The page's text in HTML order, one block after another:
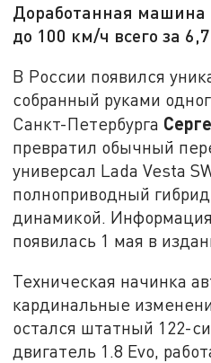
Доработанная машина
до 100 км/ч всего за
В России появился
собранный руками
Санкт-Петербурга
превратил обычный
универсал Lada Vesta
полноприводный
динамикой.
появилась 1 мая в
Техническая начинка
кардинальные
остался штатный 122-
двигатель 1.8 Evo,